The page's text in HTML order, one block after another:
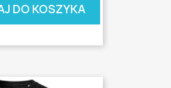
DO KOSZYKA